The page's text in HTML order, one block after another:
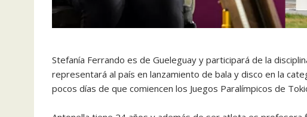
Stefanía Ferrando es de Gueleguay y participará de la
representará al país en lanzamiento de bala y disco en la
pocos días de que comiencen los Juegos Paralímpicos de